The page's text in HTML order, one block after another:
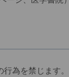
為を禁じます。